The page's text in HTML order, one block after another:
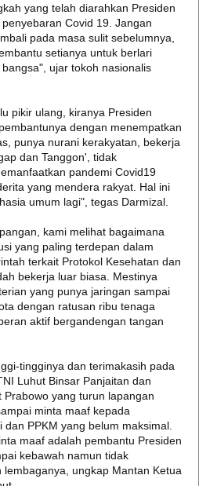
yang telah diarahkan Presiden
Covid 19. Jangan
pada masa sulit sebelumnya,
setianya untuk berlari
ujar tokoh nasionalis
pikir ulang, kiranya Presiden
dengan menempatkan
punya nurani kerakyatan, bekerja
dan Tanggon', tidak
pandemi Covid19
yang mendera rakyat. Hal ini
umum lagi", tegas Darmizal.
kami melihat bagaimana
yang paling terdepan dalam
terkait Protokol Kesehatan dan
bekerja luar biasa. Mestinya
yang punya jaringan sampai
dengan ratusan ribu tenaga
aktif bergandengan tangan
tingginya dan terimakasih pada
Luhut Binsar Panjaitan dan
Prabowo yang turun lapangan
minta maaf kepada
PPKM yang belum maksimal.
maaf adalah pembantu Presiden
kebawah namun tidak
ungkap Mantan Ketua